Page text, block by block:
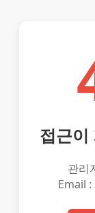
접근이
관리
Email